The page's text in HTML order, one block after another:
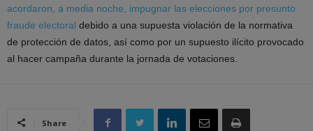
acordaron, a media noche, impugnar las elecciones por presunto
fraude electoral debido a una supuesta violación de la normativa
de protección de datos, así como por un supuesto ilícito provocado
al hacer campaña durante la jornada de votaciones.
Share